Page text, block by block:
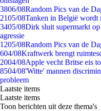
3806/08Random Pics van de
2105/08Tanken in België wordt
3405/08Dirk sluit supermarkt
agressie
1205/08Random Pics van de
604/08Kraftwerk brengt
2004/08Apple vecht Britse eis
8504/08'Witte' mannen
probleem
Laatste items
Laatste items
Toon berichten uit deze thema's